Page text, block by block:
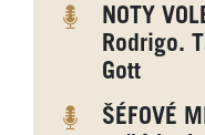
NOTY
Rodrigo.
Gott
ŠÉFOVÉ